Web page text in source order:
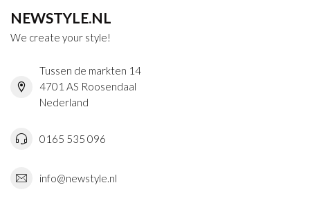
NEWSTYLE.NL
We create your style!
Tussen de markten 14
4701 AS Roosendaal
Nederland
0165 535 096
info@newstyle.nl